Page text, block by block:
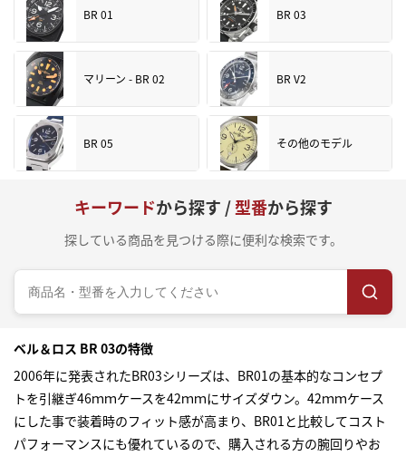
BR 01 BR 03
マリーン - BR 02 BR V2
BR 05 その他のモデル
キーワードから探す /型番から探す
探している商品を見つける際に便利な検索です。
ベル＆ロス BR 03の特徴
2006年に発表されたBR03シリーズは、BR01の基本的なコンセプ
トを引継ぎ46ｍｍケースを42ｍｍにサイズダウン。42ｍｍケース
にした事で装着時のフィット感が高まり、BR01と比較してコスト
パフォーマンスにも優れているので、購入される方の腕回りやお